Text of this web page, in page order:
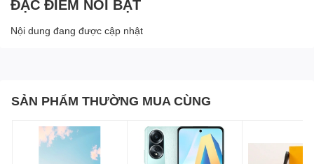
ĐẶC ĐIỂM NỔI BẬT
Nội dung đang được cập nhật
SẢN PHẨM THƯỜNG MUA CÙNG